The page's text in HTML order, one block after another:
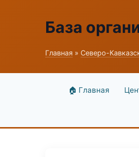
База
Главная » Северо-
🏠 Главная